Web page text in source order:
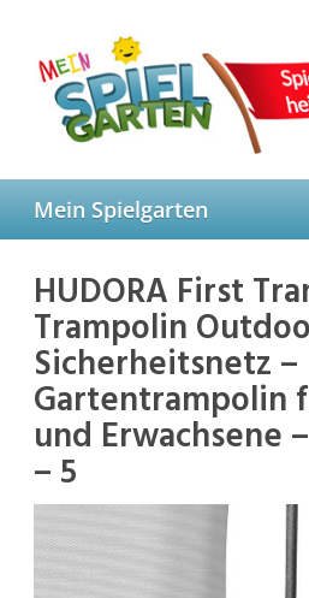
content
Mein Spielgarten
HUDORA First
Trampolin
Sicherheitsnetz –
Gartentrampolin
und Erwachsene
– 5